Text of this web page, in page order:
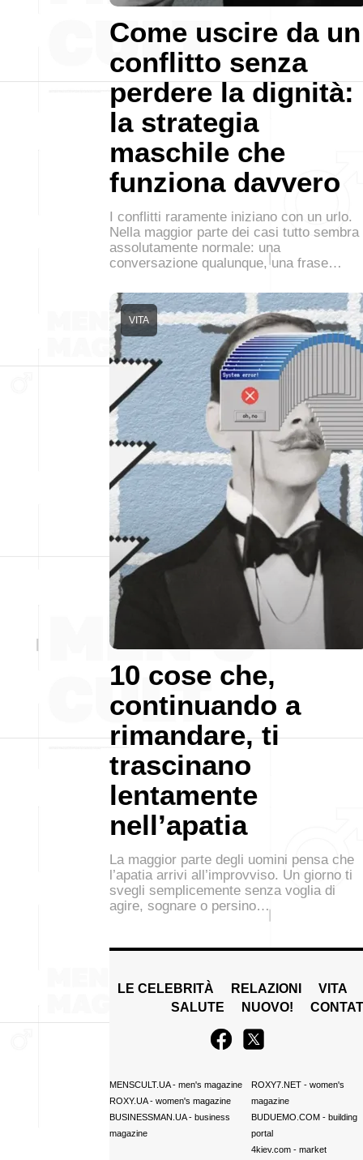
Come uscire da un
conflitto senza
perdere la dignità:
la strategia
maschile che
funziona davvero
I conflitti raramente iniziano con un urlo.
Nella maggior parte dei casi tutto sembra
assolutamente normale: una
conversazione qualunque, una frase…
10 cose che,
continuando a
rimandare, ti
trascinano
lentamente
nell’apatia
VITA
La maggior parte degli uomini pensa che
l’apatia arrivi all’improvviso. Un giorno ti
svegli semplicemente senza voglia di
agire, sognare o persino…
LE CELEBRITÀ RELAZIONI
VITA
SALUTE
NUOVO!
MENSCULT.UA- men's magazine
ROXY.UA- women's magazine
BUSINESSMAN.UA- business
magazine
ROXY7.NET- women's
magazine
BUDUEMO.COM- building
portal
4kiev.com- market